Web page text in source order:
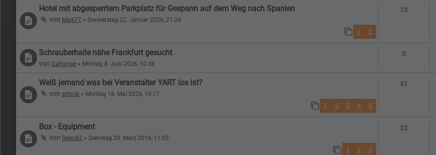
Hotel mit abgesperrtem Parkplatz für Gespann auf dem Weg nach Spanien
von Maik77 » Donnerstag 22. Januar 2026, 21:24
1 2
13
Schrauberhalle nähe Frankfurt gesucht
von Dafrange » Montag 8. Juni 2026, 10:38
0
Weiß jemand was bei Veranstalter YART los ist?
von schnip » Montag 18. Mai 2026, 19:17
1 2 3 4 5
41
Box - Equipment
von Gego83 » Dienstag 29. März 2016, 11:05
1 2 3
23